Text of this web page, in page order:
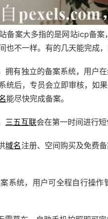
备案大多指的是网站icp备
也不一样。有的几天能完成，
拥有独立的备案系统，用户
统后，专员会立即审核，如
能尽快完成备案。
三五互联会在第一时间进行短
域名 注册、空间购买及免费
系统，用户可全程自行操